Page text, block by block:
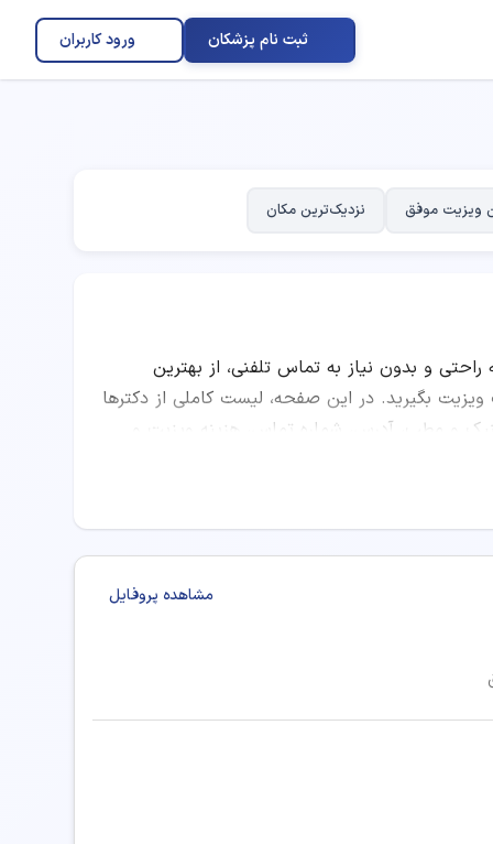
ثبت نام پزشکان ورود کاربران
ویزیت موفق نزدیک‌ترین مکان
راحتی و بدون نیاز به تماس تلفنی، از بهترین
بگیرید. در این صفحه، لیست کاملی از دکترها
و مطب، آدرس، شماره تماس، هزینه ویزیت و
با مقایسه امتیاز پزشکان، تعداد نوبت‌های
پزشکی را انتخاب کرده و به صورت اینترنتی
مشاهده پروفایل